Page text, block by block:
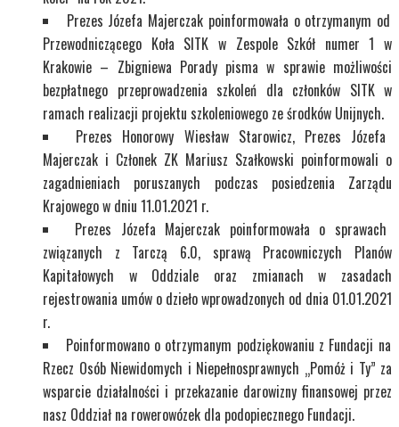
Prezes Józefa Majerczak poinformowała o otrzymanym od
Przewodniczącego Koła SITK w Zespole Szkół numer 1 w
Krakowie – Zbigniewa Porady pisma w sprawie możliwości
bezpłatnego przeprowadzenia szkoleń dla członków SITK w
ramach realizacji projektu szkoleniowego ze środków Unijnych.
Prezes Honorowy Wiesław Starowicz, Prezes Józefa
Majerczak i Członek ZK Mariusz Szałkowski poinformowali o
zagadnieniach poruszanych podczas posiedzenia Zarządu
Krajowego w dniu 11.01.2021 r.
Prezes Józefa Majerczak poinformowała o sprawach
związanych z Tarczą 6.0, sprawą Pracowniczych Planów
Kapitałowych w Oddziale oraz zmianach w zasadach
rejestrowania umów o dzieło wprowadzonych od dnia 01.01.2021
r.
Poinformowano o otrzymanym podziękowaniu z Fundacji na
Rzecz Osób Niewidomych i Niepełnosprawnych „Pomóż i Ty” za
wsparcie działalności i przekazanie darowizny finansowej przez
nasz Oddział na rowerowózek dla podopiecznego Fundacji.